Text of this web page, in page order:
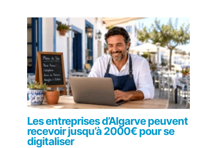
Les entreprises d’Algarve peuvent
recevoir jusqu’à 2000€ pour se
digitaliser